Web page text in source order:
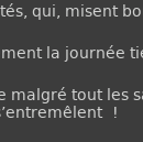
qui, misent
la journée
malgré tout les
!